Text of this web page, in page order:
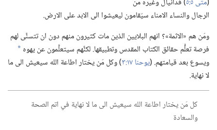
الرجال والنساء الامناء سيُقامون ليعيشوا الى الابد على الارض.‏
ومَن هم «الاثمة»؟‏ انهم البلايين الذين مات كثيرون منهم دون ان تتسنَّى لهم
فرصة تعلُّم حقائق الكتاب المقدس وتطبيقها.‏ لكنَّهم سيتعلَّمون عن يهوه *
ويسوع بعد قيامتهم.‏ (‏يوحنا ١٧:‏٣
‏)‏ وكل مَن يختار اطاعة الله سيعيش الى ما
لا نهاية.‏
كل مَن يختار اطاعة الله سيعيش الى ما لا نهاية في اتم الصحة
والسعادة